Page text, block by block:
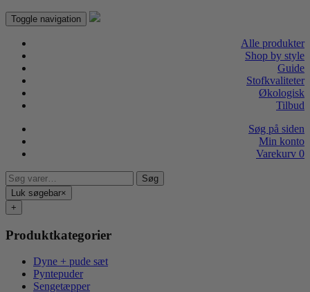
Toggle navigation
Alle produkter
Shop by style
Guide
Stofkvaliteter
Økologisk
Tilbud
Søg på siden
Min konto
Varekurv 0
Søg
efter:
Søg
Luk søgebar×
+
Produktkategorier
Dyne + pude sæt
Pyntepuder
Sengetæpper